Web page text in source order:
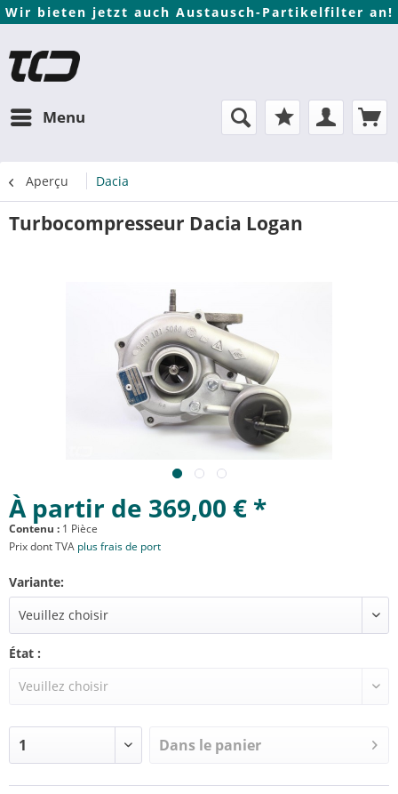
Wir bieten jetzt auch Austausch-Partikelfilter an!
Menu
Aperçu Dacia
Turbocompresseur Dacia Logan
À partir de 369,00 € *
Contenu : 1 Pièce
Prix dont TVA plus frais de port
Variante:
État :
Dans le panier